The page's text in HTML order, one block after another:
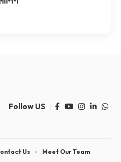
Follow US
Us Meet Our Team